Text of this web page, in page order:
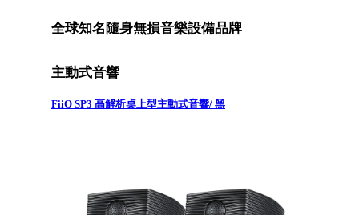
全球知名隨身無損音樂設備品牌
主動式音響
FiiO SP3 高解析桌上型主動式音響/ 黑